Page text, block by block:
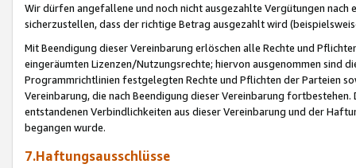
Wir dürfen angefallene und noch nicht ausgezahlte Vergütungen
sicherzustellen, dass der richtige Betrag ausgezahlt wird
Mit Beendigung dieser Vereinbarung erlöschen alle Rechte und
eingeräumten Lizenzen/Nutzungsrechte; hiervon ausgenommen sind
Programmrichtlinien festgelegten Rechte und Pflichten der Parteien
Vereinbarung, die nach Beendigung dieser Vereinbarung
entstandenen Verbindlichkeiten aus dieser Vereinbarung und der
begangen wurde.
7.Haftungsausschlüsse